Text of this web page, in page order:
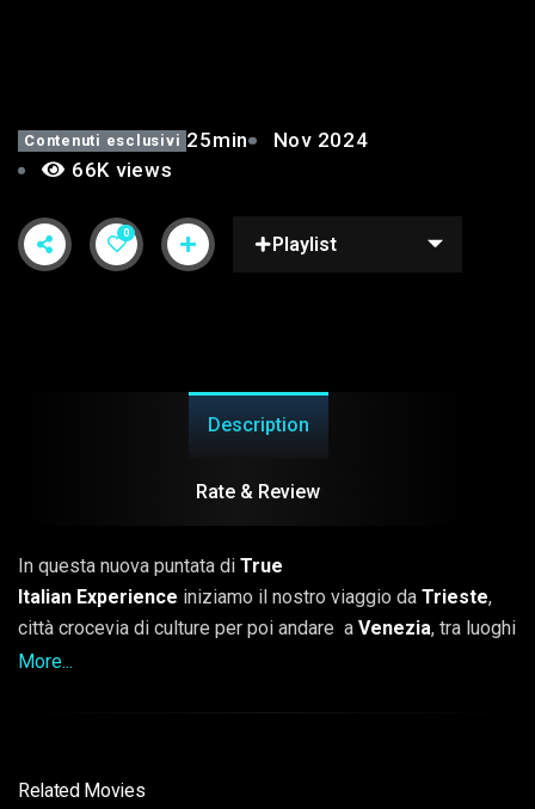
Contenuti esclusivi 25min
Nov 2024
66K views
0
Playlist
Description
Rate & Review
In questa nuova puntata di True
Italian Experience iniziamo il nostro viaggio da Trieste,
città crocevia di culture per poi andare a Venezia, tra luoghi
iconici e artigianato tradizionale, per proseguire a sud fino a
More...
Related Movies